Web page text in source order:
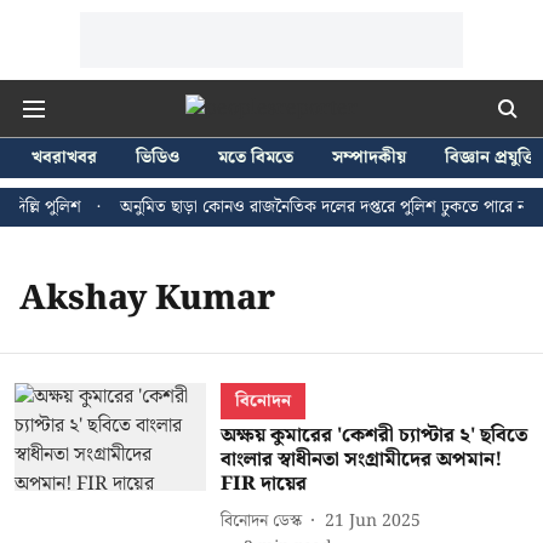
খবরাখবর ভিডিও মতে বিমতে সম্পাদকীয়
বিজ্ঞান প্রযুক্তি
পুলিশ
অনুমিত ছাড়া কোনও রাজনৈতিক দলের দপ্তরে পুলিশ ঢুকতে পারে না -
Akshay Kumar
বিনোদন
অক্ষয় কুমারের 'কেশরী চ্যাপ্টার ২' ছবিতে
বাংলার স্বাধীনতা সংগ্রামীদের অপমান!
FIR দায়ের
বিনোদন ডেস্ক
21 Jun 2025